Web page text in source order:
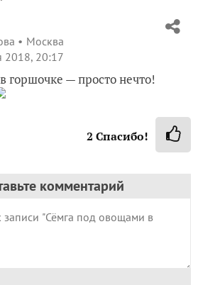
Москва
2018, 20:17
горшочке — просто нечто!
2 Спасибо!
комментарий